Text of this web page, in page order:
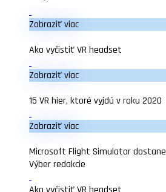
Zobraziť viac
Ako vyčistiť VR headset
Zobraziť viac
15 VR hier, ktoré vyjdú v roku 2020
Zobraziť viac
Microsoft Flight Simulator
Výber redakcie